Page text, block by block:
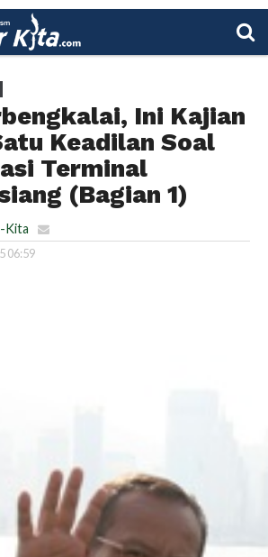
Ini Kajian
Keadilan Soal
Terminal
(Bagian 1)
Kita
06:59